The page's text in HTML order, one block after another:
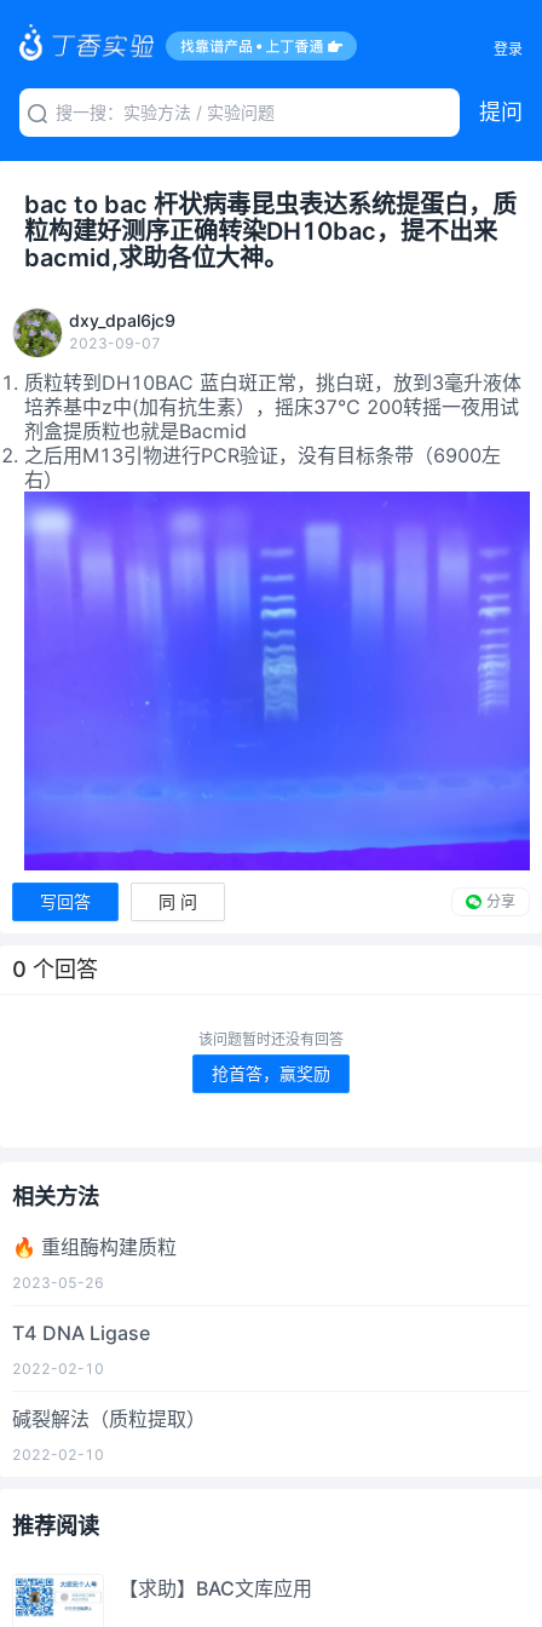
登录
提问
bac to bac 杆状病毒昆虫表达系统提蛋白，质
粒构建好测序正确转染DH10bac，提不出来
bacmid,求助各位大神。
dxy_dpal6jc9
2023-09-07
质粒转到DH10BAC 蓝白斑正常，挑白斑，放到3毫升液体
培养基中z中(加有抗生素），摇床37℃ 200转摇一夜用试
剂盒提质粒也就是Bacmid
之后用M13引物进行PCR验证，没有目标条带（6900左
右）
写回答 同 问 分享
0 个回答
该问题暂时还没有回答
抢首答，赢奖励
相关方法
🔥 重组酶构建质粒
2023-05-26
T4 DNA Ligase
2022-02-10
碱裂解法（质粒提取）
2022-02-10
推荐阅读
【求助】BAC文库应用